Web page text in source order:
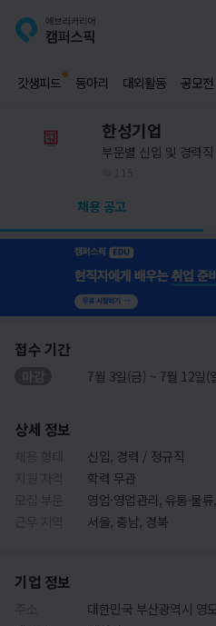
갓생피드 동아리 대외활동 공모전
한성기업
부문별 신입 및 경력
채용 공고
접수 기간
7월 3일(금) ~ 7월 12일(
상세 정보
신입, 경력 / 정규직
학력 무관
영업·영업관리, 유통·물
서울, 충남, 경북
기업 정보
대한민국 부산광역시 영